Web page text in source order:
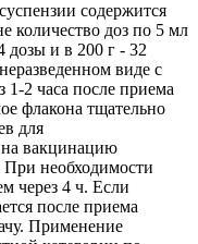
содержится
количество доз по 5 мл
дозы и в 200 г - 32
виде с
2 часа после приема
флакона тщательно
для
на вакцинацию
При необходимости
через 4 ч. Если
после приема
Применение